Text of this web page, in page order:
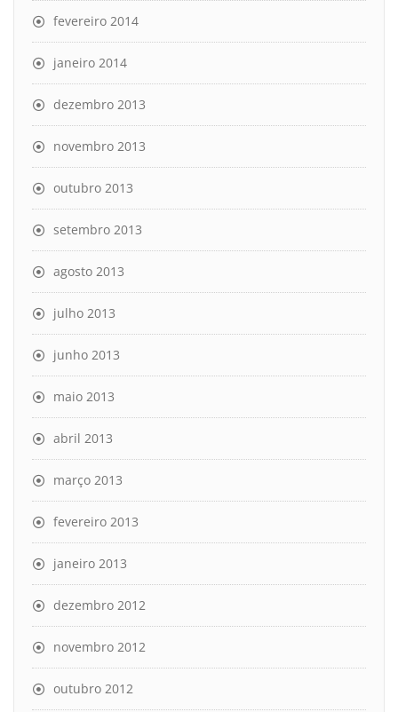
fevereiro 2014
janeiro 2014
dezembro 2013
novembro 2013
outubro 2013
setembro 2013
agosto 2013
julho 2013
junho 2013
maio 2013
abril 2013
março 2013
fevereiro 2013
janeiro 2013
dezembro 2012
novembro 2012
outubro 2012